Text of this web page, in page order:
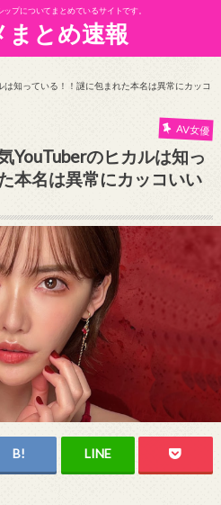
プについてまとめているサイトです。
まとめ速報
知っている！！謎に包まれた本名は異常にカッコ
AV女優
YouTuberのヒカルは知っ
本名は異常にカッコいい